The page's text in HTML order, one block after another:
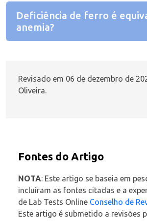
Deficiência de ferro é
anemia?
Revisado em 06 de dezembro de
Oliveira.
Fontes do Artigo
NOTA: Este artigo se baseia em
incluíram as fontes citadas e a
de Lab Tests Online Conselho de
Este artigo é submetido a revisões